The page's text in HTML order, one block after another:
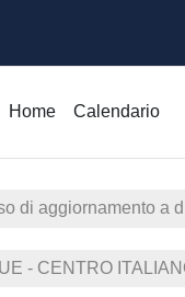
Home Calendario
di aggiornamento a
- CENTRO